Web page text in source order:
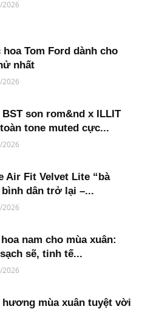
2026
Tom Ford dành cho
nhất
2026
son rom&nd x ILLIT
tone muted cực...
2026
Air Fit Velvet Lite “bà
bình dân trở lại –...
nam cho mùa xuân:
sẽ, tinh tế...
mùa xuân tuyệt vời